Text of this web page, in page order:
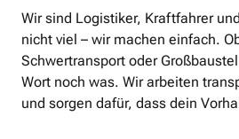
Wir sind Logistiker, Kraftfahrer
nicht viel – wir machen einfach.
Schwertransport oder
Wort noch was. Wir arbeiten
und sorgen dafür, dass dein